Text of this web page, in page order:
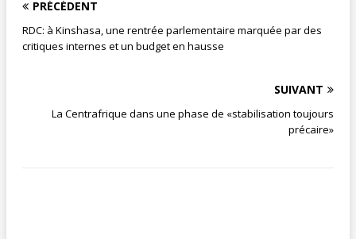
PRÉCÉDENT
RDC: à Kinshasa, une rentrée parlementaire marquée par des
critiques internes et un budget en hausse
SUIVANT
La Centrafrique dans une phase de «stabilisation toujours
précaire»